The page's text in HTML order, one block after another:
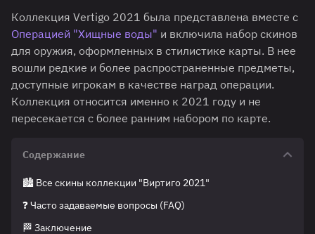
Коллекция Vertigo 2021 была представлена вместе с
Операцией "Хищные воды" и включила набор скинов
для оружия, оформленных в стилистике карты. В нее
вошли редкие и более распространенные предметы,
доступные игрокам в качестве наград операции.
Коллекция относится именно к 2021 году и не
пересекается с более ранним набором по карте.
Содержание
🏙️ Все скины коллекции "Виртиго 2021"
❓ Часто задаваемые вопросы (FAQ)
🏁 Заключение